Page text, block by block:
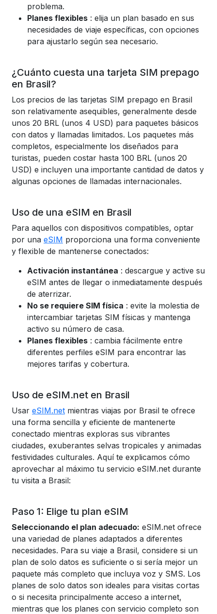
problema.
Planes flexibles : elija un plan basado en sus
necesidades de viaje específicas, con opciones
para ajustarlo según sea necesario.
¿Cuánto cuesta una tarjeta SIM prepago
en Brasil?
Los precios de las tarjetas SIM prepago en Brasil
son relativamente asequibles, generalmente desde
unos 20 BRL (unos 4 USD) para paquetes básicos
con datos y llamadas limitados. Los paquetes más
completos, especialmente los diseñados para
turistas, pueden costar hasta 100 BRL (unos 20
USD) e incluyen una importante cantidad de datos y
algunas opciones de llamadas internacionales.
Uso de una eSIM en Brasil
Para aquellos con dispositivos compatibles, optar
por una eSIM proporciona una forma conveniente
y flexible de mantenerse conectados:
Activación instantánea : descargue y active su
eSIM antes de llegar o inmediatamente después
de aterrizar.
No se requiere SIM física : evite la molestia de
intercambiar tarjetas SIM físicas y mantenga
activo su número de casa.
Planes flexibles : cambia fácilmente entre
diferentes perfiles eSIM para encontrar las
mejores tarifas y cobertura.
Uso de eSIM.net en Brasil
Usar eSIM.net mientras viajas por Brasil te ofrece
una forma sencilla y eficiente de mantenerte
conectado mientras exploras sus vibrantes
ciudades, exuberantes selvas tropicales y animadas
festividades culturales. Aquí te explicamos cómo
aprovechar al máximo tu servicio eSIM.net durante
tu visita a Brasil:
Paso 1: Elige tu plan eSIM
Seleccionando el plan adecuado: eSIM.net ofrece
una variedad de planes adaptados a diferentes
necesidades. Para su viaje a Brasil, considere si un
plan de solo datos es suficiente o si sería mejor un
paquete más completo que incluya voz y SMS. Los
planes de solo datos son ideales para visitas cortas
o si necesita principalmente acceso a internet,
mientras que los planes con servicio completo son